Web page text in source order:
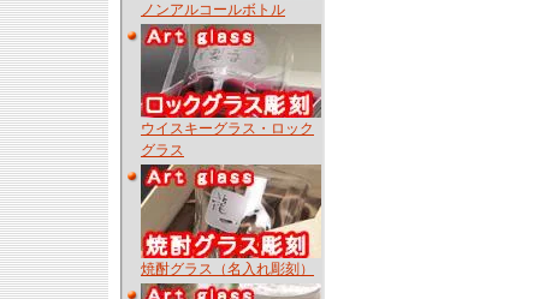
ノンアルコールボトル
ウイスキーグラス・ロック
グラス
焼酎グラス（名入れ彫刻）